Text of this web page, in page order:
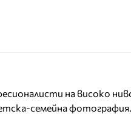
на високо
семейна